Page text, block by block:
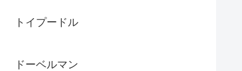
トイプードル
ドーベルマン